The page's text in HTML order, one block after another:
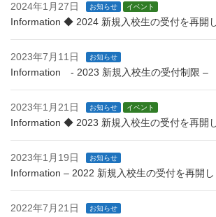
2024年1月27日 お知らせ イベント
Information ◆ 2024 新規入校生の受付を再開
2023年7月11日 お知らせ
Information - 2023 新規入校生の受付制限 –
2023年1月21日 お知らせ イベント
Information ◆ 2023 新規入校生の受付を再開
2023年1月19日 お知らせ
Information – 2022 新規入校生の受付を再開
2022年7月21日 お知らせ